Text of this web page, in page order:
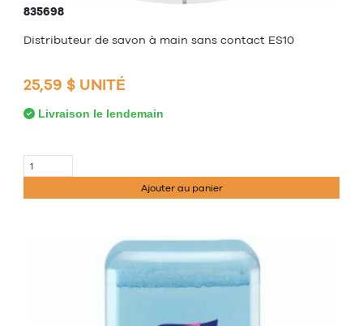
835698
Distributeur de savon à main sans contact ES10
25,59 $ UNITÉ
Livraison le lendemain
Ajouter au panier